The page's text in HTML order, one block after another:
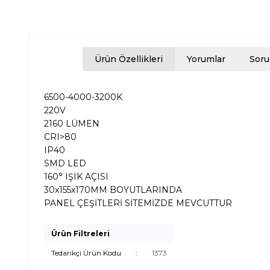
Ürün Özellikleri Yorumlar
6500-4000-3200K
220V
2160 LÜMEN
CRI>80
IP40
SMD LED
160° IŞIK AÇISI
30x155x170MM BOYUTLARINDA
PANEL ÇEŞİTLERİ SİTEMİZDE MEVCUTTUR
Ürün Filtreleri
Tedarikçi Ürün Kodu : 1373